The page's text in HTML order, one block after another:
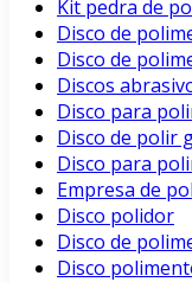
Kit pedra de
Disco de
Disco de
Discos
Disco para
Disco de polir
Disco para
Empresa de
Disco polidor
Disco de
Disco